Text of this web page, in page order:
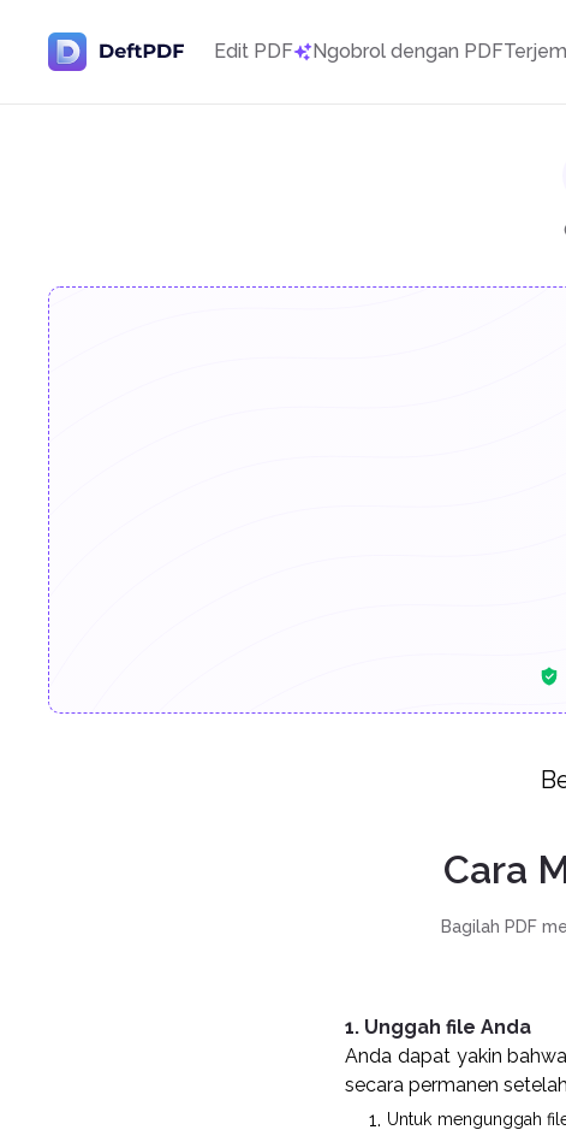
Edit PDF Ngobrol dengan PDF
Cara
Bagilah PDF
1. Unggah file Anda
Anda dapat yakin
secara permanen
Untuk mengunggah